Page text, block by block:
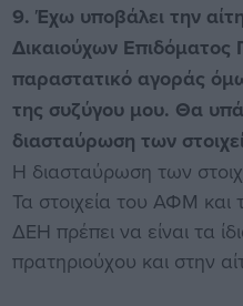
9. Έχω υποβάλει την
Δικαιούχων
παραστατικό αγοράς
της συζύγου μου. Θα
διασταύρωση των
Η διασταύρωση των
Τα στοιχεία του ΑΦΜ και
ΔΕΗ πρέπει να είναι τα
πρατηριούχου και στην